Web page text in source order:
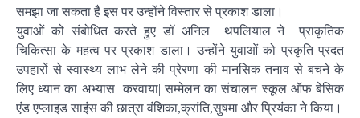
समझा जा सकता है इस पर उन्होंने विस्तार से प्रकाश डाला।
युवाओं को संबोधित करते हुए डॉ अनिल थपलियाल ने प्राकृतिक
चिकित्सा के महत्व पर प्रकाश डाला। उन्होंने युवाओं को प्रकृति प्रदत
उपहारों से स्वास्थ्य लाभ लेने की प्रेरणा की मानसिक तनाव से बचने के
लिए ध्यान का अभ्यास करवाया| सम्मेलन का संचालन स्कूल ऑफ बेसिक
एंड एप्लाइड साइंस की छात्रा वंशिका,क्रांति,सुषमा और प्रियंका ने किया।